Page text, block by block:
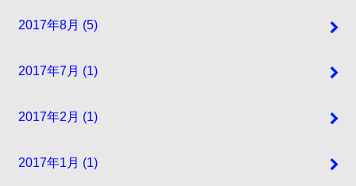
2017年8月 (5)
2017年7月 (1)
2017年2月 (1)
2017年1月 (1)